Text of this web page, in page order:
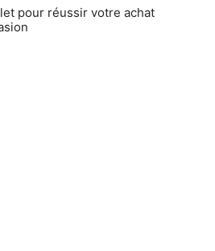
pour réussir votre achat